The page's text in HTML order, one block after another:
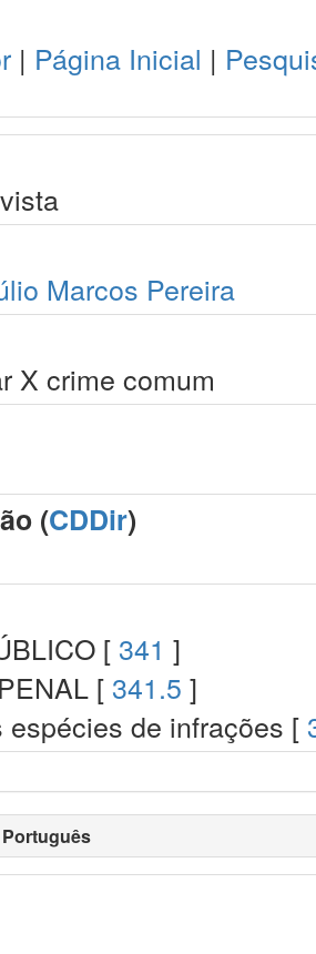
| Página Inicial |
Marcos Pereira
X crime comum
(CDDir)
[ 341 ]
[ 341.5 ]
espécies de infrações [